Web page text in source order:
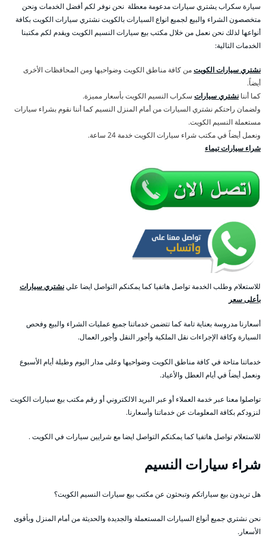
سيارة سكراب يشتري سيارات مدعومة معطلة نحن نوفر لكم أفضل الخدمات ونحن
متخصصون الشراء والبيع لجميع انواع السيارات بالكويت نشتري سيارات الكويت بكافة
أنواعها لذلك نحن نعمل من خلال مكتب بيع سيارات النسيم الكويت ويقدم لكم مكتبنا
الخدمات التالية:
نشتري سيارات الكويتمن كافة مناطق الكويت وضواحيها ومن المحافظات الأخرى
أيضاً.
كما أننا نشتري سيارات سكراب النسيم الكويت بأسعار مميزة.
ولضمان راحتكم نشتري السيارات من أمام المنزل النسيم كما أننا نقوم بشراء سيارات
مستعملة النسيم الكويت.
ونعمل أيضاً في مكتب شراء سيارات الكويت خدمة 24 ساعة.
شراء سيارات تيماء
للاستعلام وطلب الخدمة تواصل هاتفيا كما يمكنكم التواصل ايضا علينشتري سيارات
بأعلى سعر
أسعارنا مدروسة بعناية تامة كما تتضمن خدماتنا جميع عمليات الشراء والبيع وفحص
السيارة وكافة الإجراءات نقل الملكية وأجور النقل وأجور العمال.
خدماتنا متاحة في كافة مناطق الكويت وضواحيها وعلى مدار اليوم وطيلة أيام الأسبوع
ونعمل أيضاً في أيام العطل والأعياد.
تواصلوا معنا عبر خدمة العملاء أو عبر البريد الالكتروني أو رقم مكتب بيع سيارات الكويت
لنزودكم بكافة المعلومات عن خدماتنا وأسعارنا.
للاستعلام تواصل هاتفيا كما يمكنكم التواصل ايضا مع شرايين سيارات في الكويت .
شراء سيارات النسيم
هل تريدون بيع سياراتكم وتبحثون عن مكتب بيع سيارات النسيم الكويت؟
نحن نشتري جميع أنواع السيارات المستعملة والجديدة والحديثة من أمام المنزل وبأقوى
الأسعار.